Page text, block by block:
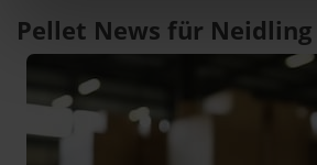
Pellet News für Neidling